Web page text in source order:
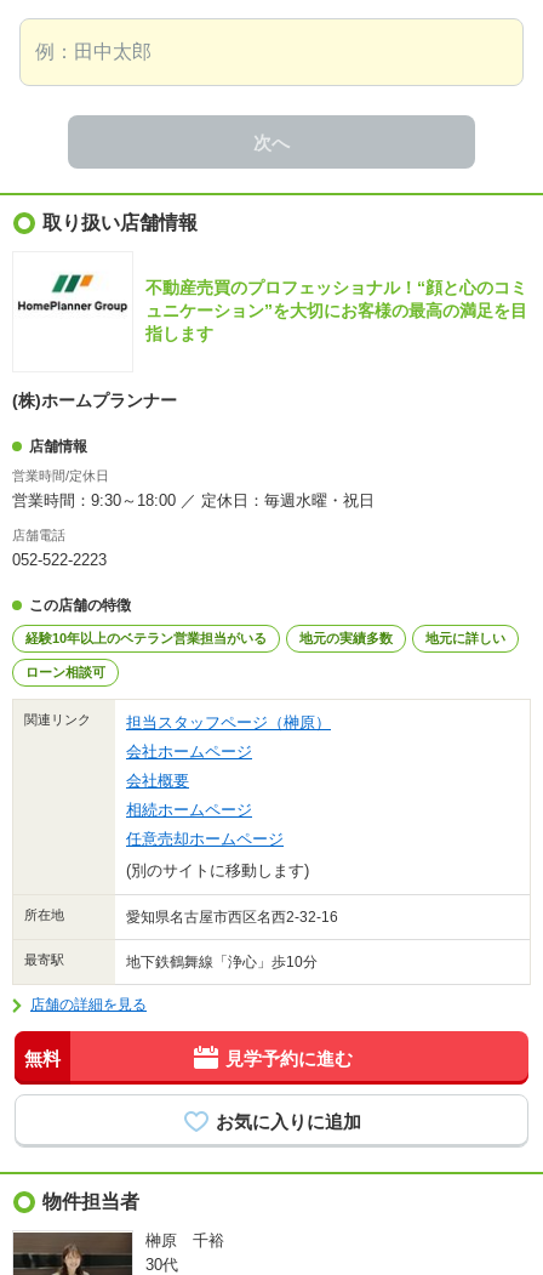
次へ
取り扱い店舗情報
不動産売買のプロフェッショナル！“顔と心のコミ
ュニケーション”を大切にお客様の最高の満足を目
指します
(株)ホームプランナー
店舗情報
営業時間/定休日
営業時間：9:30～18:00 ／ 定休日：毎週水曜・祝日
店舗電話
052-522-2223
この店舗の特徴
経験10年以上のベテラン営業担当がいる 地元の実績多数 地元に詳しい
ローン相談可
関連リンク
担当スタッフページ（榊原）
会社ホームページ
会社概要
相続ホームページ
任意売却ホームページ
(別のサイトに移動します)
所在地 愛知県名古屋市西区名西2-32-16
最寄駅 地下鉄鶴舞線「浄心」歩10分
店舗の詳細を見る
無料 見学予約に進む
物件担当者
榊原 千裕
30代